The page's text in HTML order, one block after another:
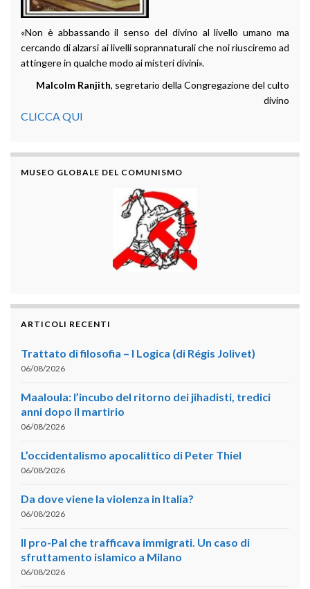
«Non è abbassando il senso del divino al livello umano ma
cercando di alzarsi ai livelli soprannaturali che noi riusciremo ad
attingere in qualche modo ai misteri divini».
Malcolm Ranjith, segretario della Congregazione del culto
divino
CLICCA QUI
MUSEO GLOBALE DEL COMUNISMO
ARTICOLI RECENTI
Trattato di filosofia – I Logica (di Régis Jolivet)
06/08/2026
Maaloula: l’incubo del ritorno dei jihadisti, tredici
anni dopo il martirio
06/08/2026
L’occidentalismo apocalittico di Peter Thiel
06/08/2026
Da dove viene la violenza in Italia?
06/08/2026
Il pro-Pal che trafficava immigrati. Un caso di
sfruttamento islamico a Milano
06/08/2026